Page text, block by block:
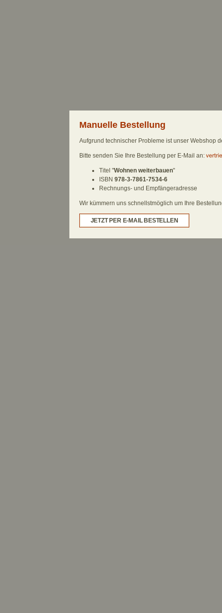
Manuelle Bestellung
Aufgrund technischer Probleme ist unser Webshop
Bitte senden Sie Ihre Bestellung per E-Mail an:
Titel "Wohnen weiterbauen"
ISBN 978-3-7861-7534-6
Rechnungs- und Empfängeradresse
Wir kümmern uns schnellstmöglich um Ihre
JETZT PER E-MAIL BESTELLEN